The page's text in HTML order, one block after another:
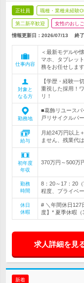
正社員 職種・業種未経験
第二新卒歓迎 女性のおし
情報更新日：2026/07/13 終
仕事内容
＜最新モデルや
マホ、タブレッ
務をお任せします
対象と
なる方
【学歴・経験一
重視した採用！
リ！
勤務地
■葛飾リユース
戸リサイクルパ
給与
月給24万円以上
ません、残業代
初年度
年収
370万円～500万
勤務
時間
8：20～17：20
程度、プライベ
休日
休暇
# ＼年間休日127
度】* 夏季休暇
求人詳細を見
新着